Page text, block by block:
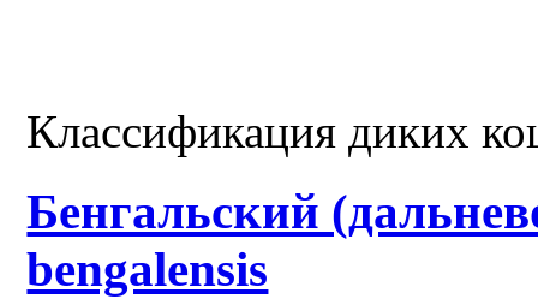
Классификация диких
Бенгальский
bengalensis